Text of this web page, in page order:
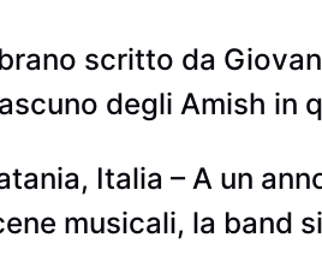
scritto da
degli Amish in
Italia – A un
musicali, la band